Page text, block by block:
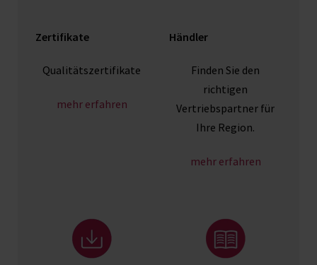
Zertifikate
Qualitätszertifikate
mehr erfahren
Händler
Finden Sie den
richtigen
Vertriebspartner für
Ihre Region.
mehr erfahren